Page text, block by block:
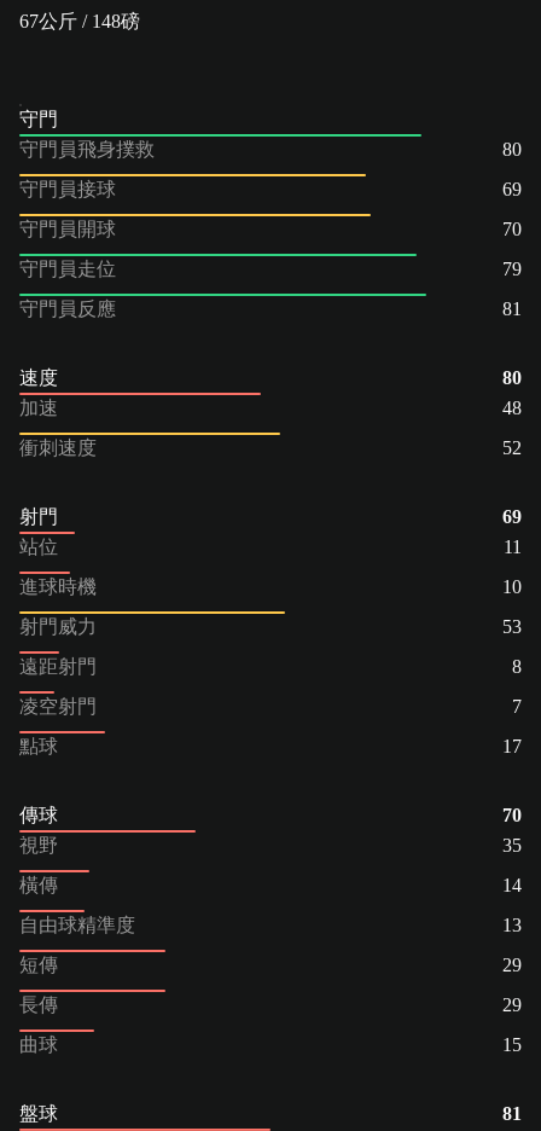
67公斤 / 148磅
守門
守門員飛身撲救
80
守門員接球
69
守門員開球
70
守門員走位
79
守門員反應
81
速度
80
加速
48
衝刺速度
52
射門
69
站位
11
進球時機
10
射門威力
53
遠距射門
8
凌空射門
7
點球
17
傳球
70
視野
35
橫傳
14
自由球精準度
13
短傳
29
長傳
29
曲球
15
盤球
81